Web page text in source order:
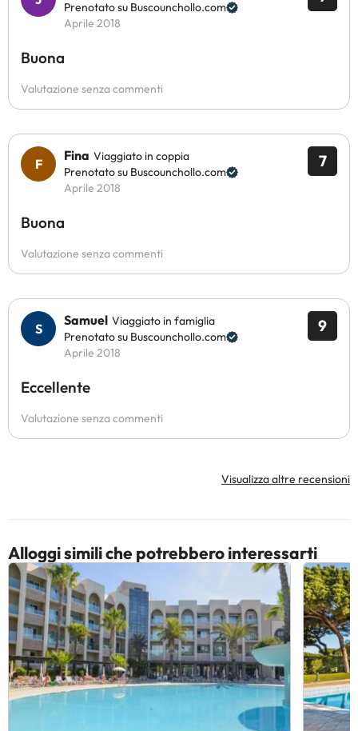
Prenotato su Buscounchollo.com
Aprile 2018
Buona
Valutazione senza commenti
7
Fina Viaggiato in coppia
Prenotato su Buscounchollo.com
Aprile 2018
Buona
Valutazione senza commenti
9
Samuel Viaggiato in famiglia
Prenotato su Buscounchollo.com
Aprile 2018
Eccellente
Valutazione senza commenti
Visualizza altre recensioni
Alloggi simili che potrebbero interessarti